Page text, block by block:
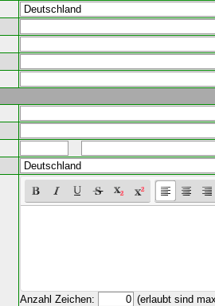
Anzahl Zeichen: (erlaubt sind